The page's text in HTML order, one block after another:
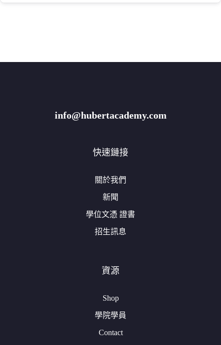
info@hubertacademy.com
快速鏈接
關於我們
新聞
學位文憑 證書
招生訊息
資源
Shop
學院學員
Contact